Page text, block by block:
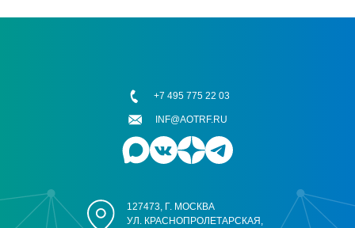
127473, Г. МОСКВА
УЛ. КРАСНОПРОЛЕТАРСКАЯ,
+7 495 775 22 03
INF@AOTRF.RU